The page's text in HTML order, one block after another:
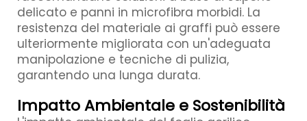
delicato e panni in microfibra morbidi. La
resistenza del materiale ai graffi può essere
ulteriormente migliorata con un'adeguata
manipolazione e tecniche di pulizia,
garantendo una lunga durata.
Impatto Ambientale e Sostenibilità